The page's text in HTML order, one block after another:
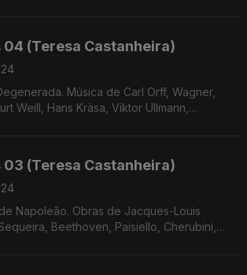
(Teresa Castanheira)
Música de Carl Orff, Wagner,
Weill, Hans Kràsa, Viktor Ullmann,
(Teresa Castanheira)
Napoleão. Obras de Jacques-Louis
Beethoven, Paisiello, Cherubini,